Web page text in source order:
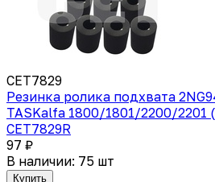
CET7829
Резинка ролика подхвата
TASKalfa 1800/1801/2200/2201
CET7829R
97 ₽
В наличии: 75 шт
Купить